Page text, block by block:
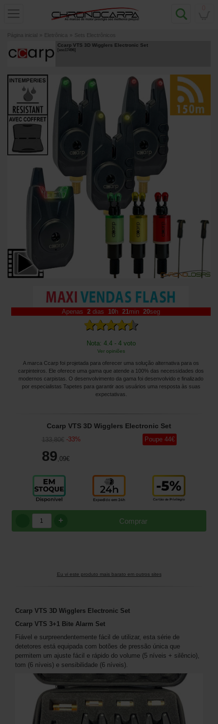
Página inicial » Eletrônica » Sets Electrônicos
Ccarp VTS 3D Wigglers Electronic Set
[esc17496]
Apenas 2 dias 10h 21 min 18seg
Nota: 4.4 - 4 voto
Ver opiniões
A marca Ccarp foi projetada para oferecer uma solução alternativa para os
carpinteiros. Ele oferece uma gama que atende a 100% das necessidades dos
modernos carpistas. O desenvolvimento da gama foi desenvolvido e finalizado
por especialistas Tapetes para garantir aos usuários uma resposta às suas
expectativas.
Ccarp VTS 3D Wigglers Electronic Set
133,80€ -33%
89,09€
Poupe 44€
Comprar
+
Eu vi este produto mais barato em outros sites
Ccarp VTS 3D Wigglers Electronic Set
Ccarp VTS 3+1 Bite Alarm Set
Fiável e surpreendentemente fácil de utilizar, esta série de
detetores está equipada com botões de pressão única que
permitem um ajuste fácil e rápido do volume (5 níveis + silêncio),
tom (6 níveis) e sensibilidade (6 níveis).